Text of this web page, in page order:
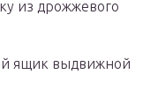
из дрожжевого
ящик выдвижной